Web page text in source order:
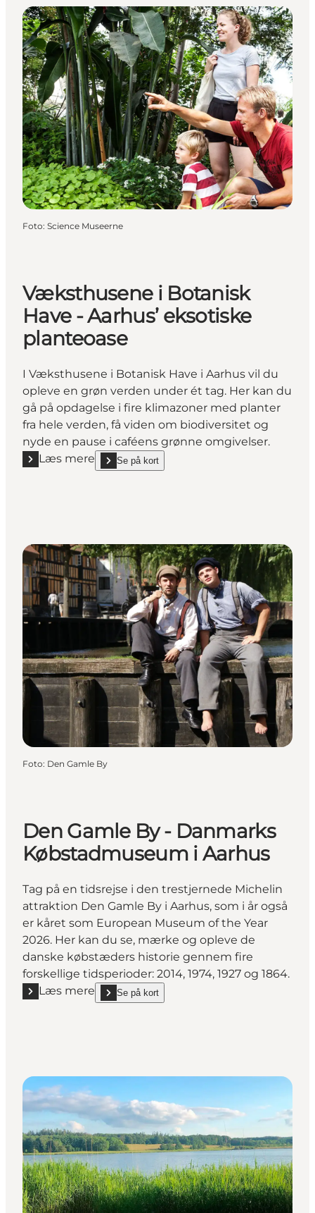
Foto: Science Museerne
Væksthusene i Botanisk
Have - Aarhus’ eksotiske
planteoase
I Væksthusene i Botanisk Have i Aarhus vil du
opleve en grøn verden under ét tag. Her kan du
gå på opdagelse i fire klimazoner med planter
fra hele verden, få viden om biodiversitet og
nyde en pause i caféens grønne omgivelser.
Læs mere
Læs mere "Væksthusene i Botanisk Have - Aarhus’
Se på kort
show Væksthusene i Botanisk Have - Aarhus’
Foto: Den Gamle By
Den Gamle By - Danmarks
Købstadmuseum i Aarhus
Tag på en tidsrejse i den trestjernede Michelin
attraktion Den Gamle By i Aarhus, som i år også
er kåret som European Museum of the Year
2026. Her kan du se, mærke og opleve de
danske købstæders historie gennem fire
forskellige tidsperioder: 2014, 1974, 1927 og 1864.
Læs mere
Læs mere "Den Gamle By - Danmarks
Se på kort
show Den Gamle By - Danmarks Købstadmuseum i